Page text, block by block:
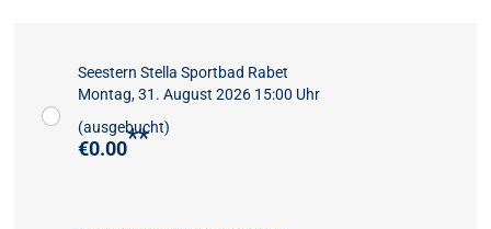
Seestern Stella Sportbad Rabet
Montag, 31. August 2026 15:00 Uhr
(ausgebucht)
€0.00**